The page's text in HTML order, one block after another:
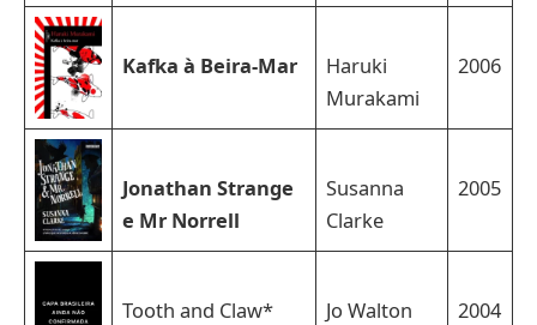
Kafka à Beira-Mar
Haruki
Murakami
2006
Jonathan Strange
e Mr Norrell
Susanna
Clarke
2005
Tooth and Claw* Jo Walton 2004